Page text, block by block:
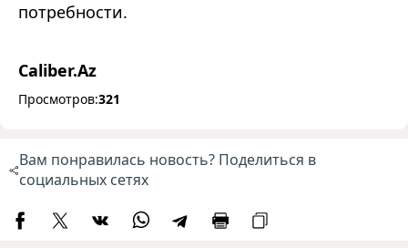
потребности.
Caliber.Az
Просмотров:321
Вам понравилась новость? Поделиться в
социальных сетях